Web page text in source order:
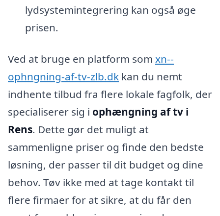
lydsystemintegrering kan også øge
prisen.
Ved at bruge en platform som xn--
ophngning-af-tv-zlb.dk kan du nemt
indhente tilbud fra flere lokale fagfolk, der
specialiserer sig i ophængning af tv i
Rens. Dette gør det muligt at
sammenligne priser og finde den bedste
løsning, der passer til dit budget og dine
behov. Tøv ikke med at tage kontakt til
flere firmaer for at sikre, at du får den